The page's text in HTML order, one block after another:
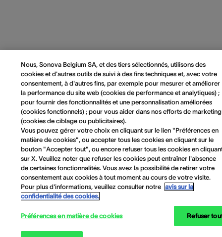
Nous, Sonova Belgium SA, et des tiers sélectionnés, utilisons des
cookies et d'autres outils de suivi à des fins techniques et, avec votre
consentement, à d'autres fins, par exemple pour mesurer et améliorer
la performance du site web (cookies de performance et analytiques) ;
pour fournir des fonctionnalités et une personnalisation améliorées
(cookies fonctionnels) ; pour vous aider dans nos efforts de marketing
(cookies de ciblage ou publicitaires).
Vous pouvez gérer votre choix en cliquant sur le lien "Préférences en
matière de cookies", ou accepter tous les cookies en cliquant sur le
bouton "Accepter tout", ou encore refuser tous les cookies en
sur X. Veuillez noter que refuser les cookies peut entraîner l'absence
de certaines fonctionnalités. Vous avez la possibilité de retirer votre
consentement aux cookies à tout moment au cours de votre visite.
Pour plus d'informations, veuillez consulter notre avis sur la
confidentialité des cookies.
Préférences en matière de cookies Refuser